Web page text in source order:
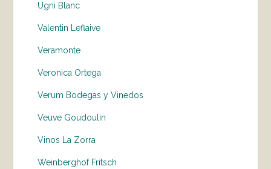
Ugni Blanc
Valentin Leflaive
Veramonte
Veronica Ortega
Verum Bodegas y Vinedos
Veuve Goudoulin
Vinos La Zorra
Weinberghof Fritsch